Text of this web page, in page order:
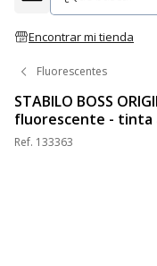
Encontrar mi tienda
Fluorescentes
STABILO BOSS
fluorescente - tinta
Ref. 133363